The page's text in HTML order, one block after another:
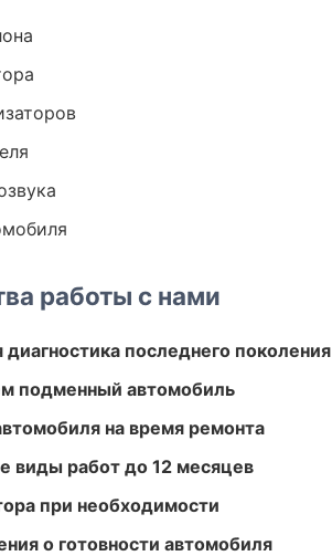
работы с нами
последнего поколения
подменный автомобиль
на время ремонта
виды работ до 12 месяцев
при необходимости
о готовности автомобиля